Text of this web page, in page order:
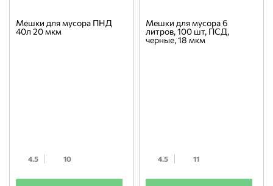
Мешки для мусора ПНД
40л 20 мкм
4.5 10
Мешки для мусора 6
литров, 100 шт, ПСД,
черные, 18 мкм
4.5 11